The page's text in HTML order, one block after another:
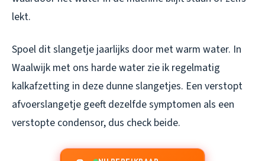
lekt.
Spoel dit slangetje jaarlijks door met warm water. In
Waalwijk met ons harde water zie ik regelmatig
kalkafzetting in deze dunne slangetjes. Een verstopt
afvoerslangetje geeft dezelfde symptomen als een
verstopte condensor, dus check beide.